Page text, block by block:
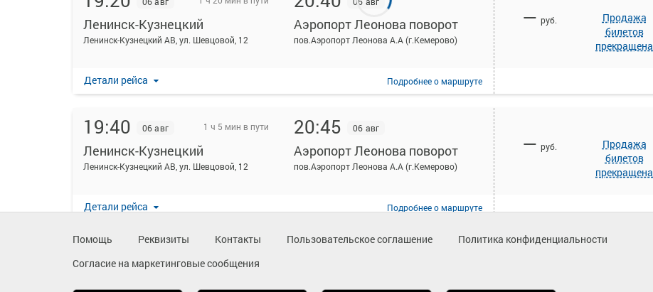
Ленинск-Кузнецкий
Ленинск-Кузнецкий АВ, ул. Шевцовой, 12
Аэропорт Леонова поворот
пов.Аэропорт Леонова А.А (г.Кемерово)
Детали рейса Подробнеео маршруте
— руб.
Продажа
билетов
прекращена
19:40 06 авг 1 ч 5 мин в пути
Ленинск-Кузнецкий
Ленинск-Кузнецкий АВ, ул. Шевцовой, 12
20:45 06 авг
Аэропорт Леонова поворот
пов.Аэропорт Леонова А.А (г.Кемерово)
Детали рейса Подробнеео маршруте
— руб.
Продажа
билетов
прекращена
Помощь Реквизиты Контакты Пользовательское соглашение
Политика конфиденциальности
Согласие на маркетинговые сообщения